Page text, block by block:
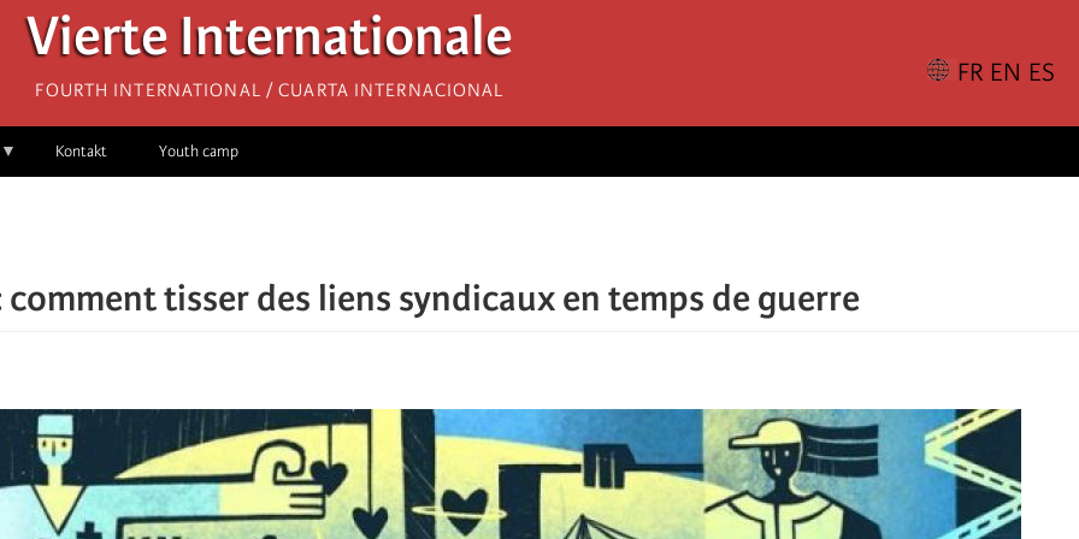
Vierte Internationale
Fourth International / Cuarta Internacional
Kontakt Youth camp
comment tisser des liens syndicaux en temps de guerre